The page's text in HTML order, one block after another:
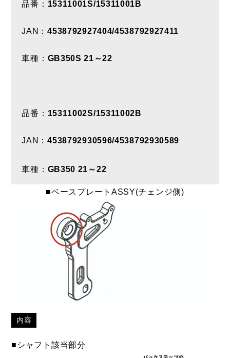
品番： 15311001S/15311001B
JAN：4538792927404/4538792927411
車種： GB350S 21～22
品番： 15311002S/15311002B
JAN：4538792930596/4538792930589
車種： GB350 21～22
■ベースプレートASSY(チェンジ側)
内容
■シャフト該当部分